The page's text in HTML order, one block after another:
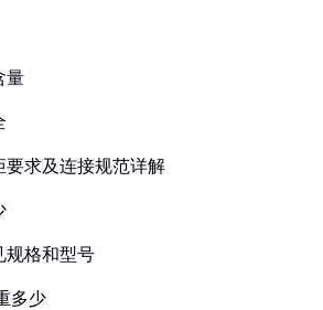
量
要求及连接规范详解
规格和型号
多少